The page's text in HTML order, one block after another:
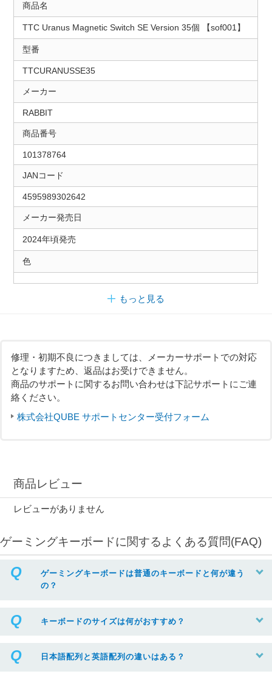
商品名
TTC Uranus Magnetic Switch SE Version 35個 【sof001】
型番
TTCURANUSSE35
メーカー
RABBIT
商品番号
101378764
JANコード
4595989302642
メーカー発売日
2024年頃発売
色
もっと見る
修理・初期不良につきましては、メーカーサポートでの対応
となりますため、返品はお受けできません。
商品のサポートに関するお問い合わせは下記サポートにご連
絡ください。
株式会社QUBE サポートセンター受付フォーム
商品レビュー
レビューがありません
ゲーミングキーボードに関するよくある質問(FAQ)
ゲーミングキーボードは普通のキーボードと何が違う
の？
キーボードのサイズは何がおすすめ？
日本語配列と英語配列の違いはある？